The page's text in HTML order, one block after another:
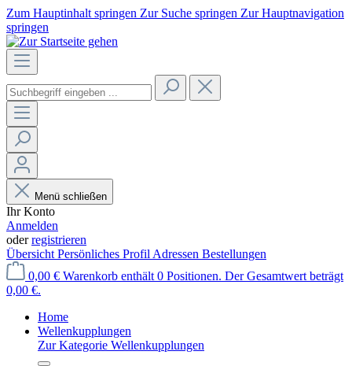
Zum Hauptinhalt springen Zur Suche springen Zur Hauptnavigation
springen
Menü schließen
Ihr Konto
Anmelden
oderregistrieren
Übersicht Persönliches Profil Adressen Bestellungen
0,00 € Warenkorb enthält 0 Positionen. Der Gesamtwert beträgt
0,00 €.
Home
Wellenkupplungen
Zur Kategorie Wellenkupplungen